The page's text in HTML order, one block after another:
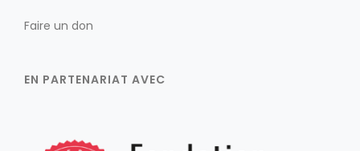
Faire un don
EN PARTENARIAT AVEC